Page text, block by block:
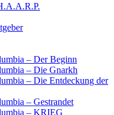
– Der Beginn
– Die Gnarkh
– Die Entdeckung der
– Gestrandet
– KRIEG